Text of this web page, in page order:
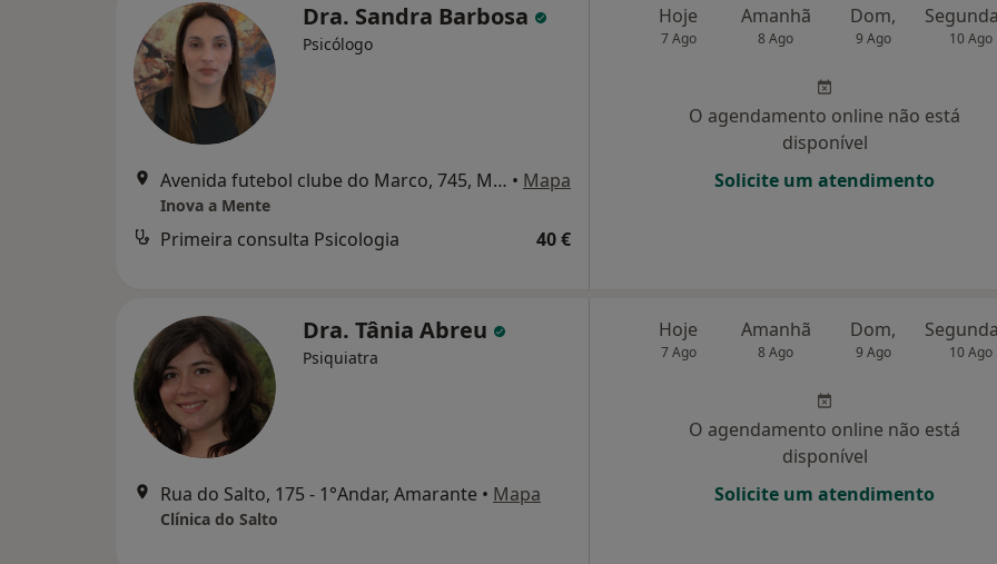
Dra. Sandra Barbosa
Psicólogo
Avenida futebol clube do Marco, 745, Marco de Canaveses • Mapa
Inova a Mente
Primeira consulta Psicologia 40 €
Hoje
7 Ago
Amanhã
8 Ago
Dom,
9 Ago 10 Ago
O agendamento online não está
disponível
Solicite um atendimento
Dra. Tânia Abreu
Psiquiatra
Rua do Salto, 175 - 1°Andar, Amarante • Mapa
Clínica do Salto
Hoje
7 Ago
Amanhã
8 Ago
Dom,
9 Ago 10 Ago
O agendamento online não está
disponível
Solicite um atendimento